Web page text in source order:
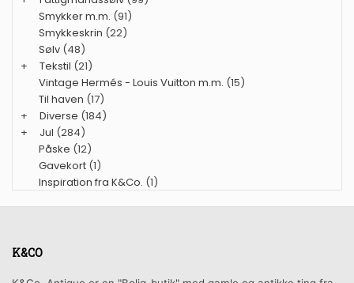
Smykker m.m. (91)
Smykkeskrin (22)
Sølv (48)
+
Tekstil (21)
Vintage Hermés - Louis Vuitton m.m. (15)
Til haven (17)
+
Diverse (184)
+
Jul (284)
Påske (12)
Gavekort (1)
Inspiration fra K&Co. (1)
K&CO